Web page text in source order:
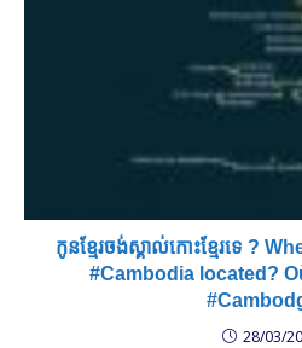
កូនខ្មែរចង់ស្គាល់កោះខ្មែរទេ ?
#Cambodia located?
28/03/